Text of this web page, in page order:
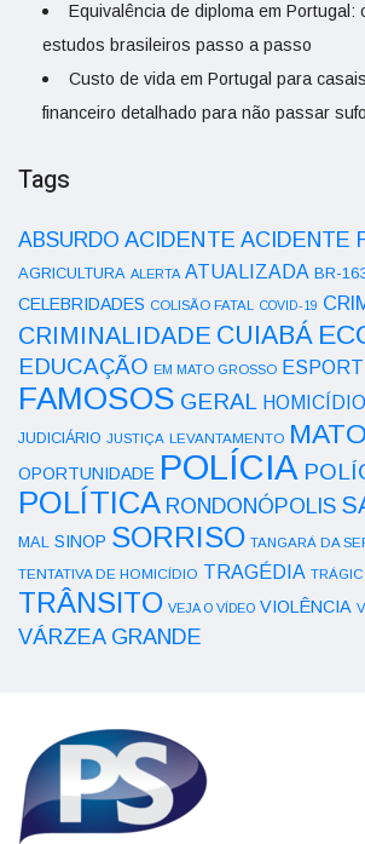
Equivalência de diploma em Portugal:
estudos brasileiros passo a passo
Custo de vida em Portugal para
financeiro detalhado para não passar
Tags
ABSURDO ACIDENTE ACIDENTE
AGRICULTURA ALERTA ATUALIZADA BR-
CELEBRIDADES COLISÃO FATAL COVID-19
CRIMINALIDADE CUIABÁ
EDUCAÇÃO EM MATO GROSSO
FAMOSOS GERAL HOMICÍDIO
JUDICIÁRIO JUSTIÇA LEVANTAMENTO
OPORTUNIDADE POLÍCIA
POLÍTICA RONDONÓPOLIS
MAL SINOP SORRISO TANGARÁ DA
TENTATIVA DE HOMICÍDIO TRAGÉDIA
TRÂNSITO VEJA O VÍDEO VIOLÊNCIA
VÁRZEA GRANDE